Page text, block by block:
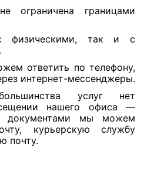
ограничена границами
физическими, так и с
ответить по телефону,
интернет-мессенджеры.
услуг нет
нашего офиса —
документами мы можем
курьерскую службу
почту.